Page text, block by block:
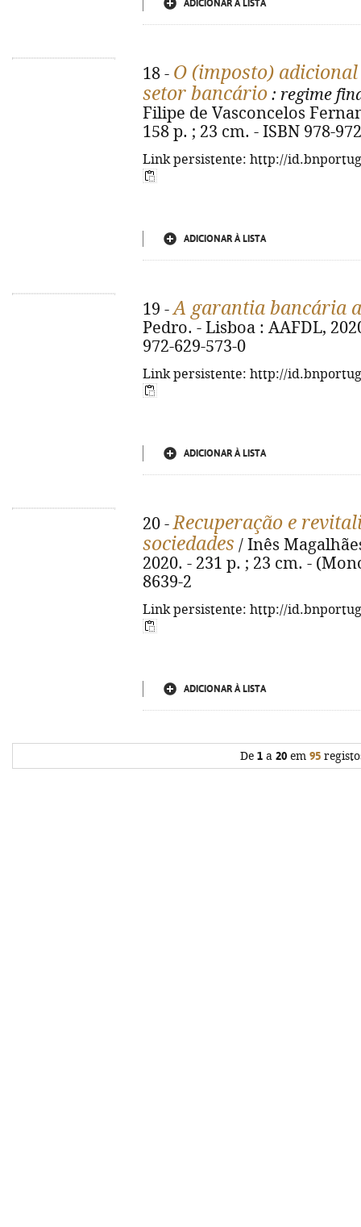
ADICIONAR À LISTA
18 - O (imposto)
setor bancário : regime
Filipe de Vasconcelos
158 p. ; 23 cm. - ISBN 978-
Link persistente: http://
ADICIONAR À LISTA
19 -A garantia bancária
Pedro. - Lisboa : AAFDL,
972-629-573-0
Link persistente: http://
ADICIONAR À LISTA
20 -Recuperação e
sociedades / Inês
2020. - 231 p. ; 23 cm. -
8639-2
Link persistente: http://
ADICIONAR À LISTA
De 1a 20em 95